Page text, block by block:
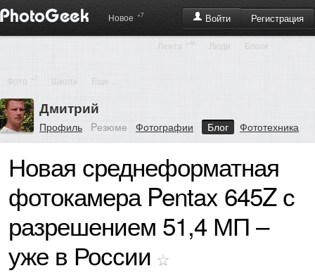
Войти Регистрация
Новое +7
Лента +44 Люди Блоги
Фото +7 Школа Еще ...
Дмитрий
Профиль Pезюме Фотографии Блог Фототехника
Новая среднеформатная
фотокамера Pentax 645Z с
разрешением 51,4 МП –
уже в России